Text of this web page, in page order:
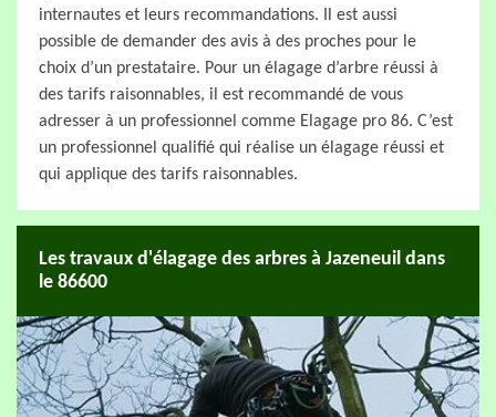
internautes et leurs recommandations. Il est aussi
possible de demander des avis à des proches pour le
choix d’un prestataire. Pour un élagage d’arbre réussi à
des tarifs raisonnables, il est recommandé de vous
adresser à un professionnel comme Elagage pro 86. C’est
un professionnel qualifié qui réalise un élagage réussi et
qui applique des tarifs raisonnables.
Les travaux d'élagage des arbres à Jazeneuil dans
le 86600